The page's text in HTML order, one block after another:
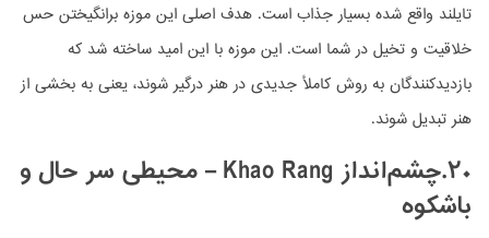
تایلند واقع شده بسیار جذاب است. هدف اصلی این موزه برانگیختن حس
خلاقیت و تخیل در شما است. این موزه با این امید ساخته شد که
بازدیدکنندگان به روش کاملأ جدیدی در هنر درگیر شوند، یعنی به بخشی از
هنر تبدیل شوند.
۲۰.چشم‌انداز Khao Rang – محیطی سر حال و
باشکوه